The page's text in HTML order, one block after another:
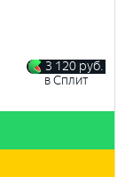
3 120 руб.
в Сплит